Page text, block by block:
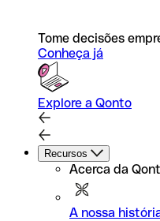
Tome decisões
Conheça já
Explore a Qonto
Recursos
Acerca da
A nossa